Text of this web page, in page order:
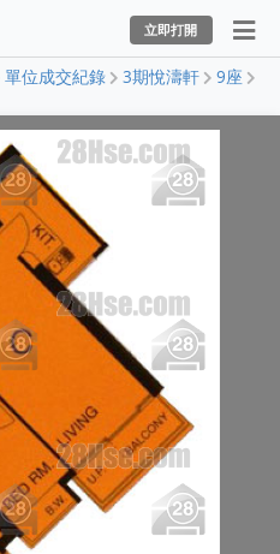
立即打開
單位成交紀錄 3期悅濤軒
9座